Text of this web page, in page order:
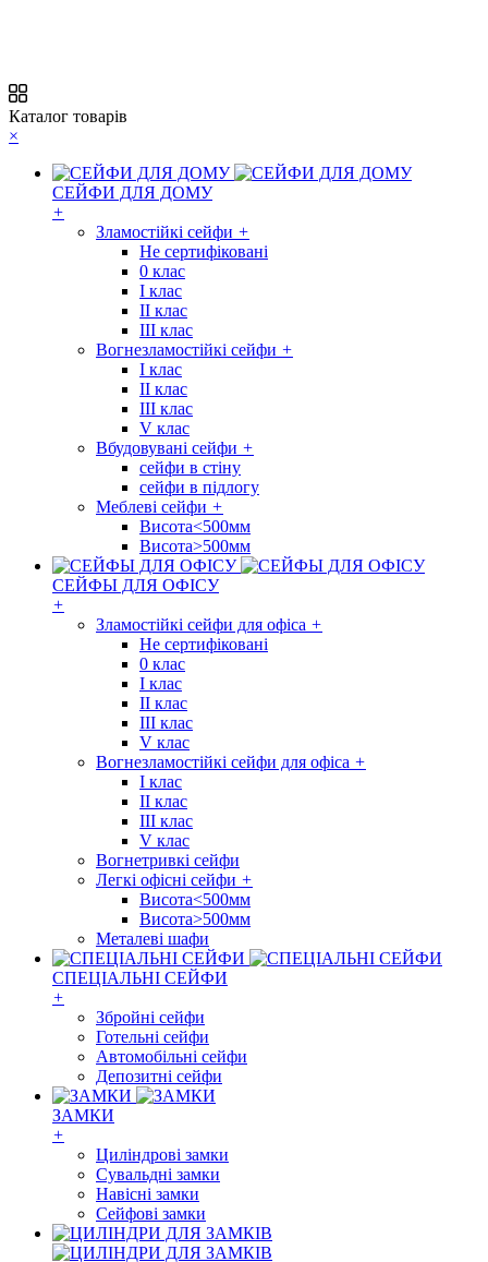
Каталог товарів
×
СЕЙФИ ДЛЯ ДОМУ
+
Зламостійкі сейфи +
Не сертифіковані
0 клас
I клас
II клас
III клас
Вогнезламостійкі сейфи +
I клас
II клас
III клас
V клас
Вбудовувані сейфи +
сейфи в стіну
сейфи в підлогу
Меблеві сейфи +
Висота<500мм
Висота>500мм
СЕЙФЫ ДЛЯ ОФІСУ
+
Зламостійкі сейфи для офіса +
Не сертифіковані
0 клас
I клас
II клас
III клас
V клас
Вогнезламостійкі сейфи для офіса +
I клас
II клас
III клас
V клас
Вогнетривкі сейфи
Легкі офісні сейфи +
Висота<500мм
Висота>500мм
Металеві шафи
СПЕЦІАЛЬНІ СЕЙФИ
+
Збройні сейфи
Готельні сейфи
Автомобільні сейфи
Депозитні сейфи
ЗАМКИ
+
Циліндрові замки
Сувальдні замки
Навісні замки
Сейфові замки